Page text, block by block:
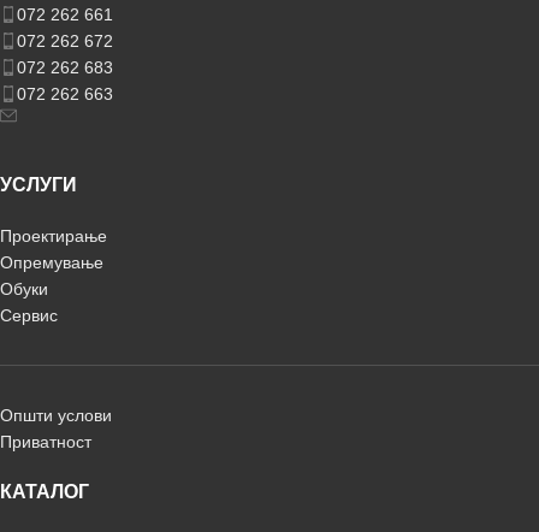
072 262 661
072 262 672
072 262 683
072 262 663
УСЛУГИ
Проектирање
Опремување
Обуки
Сервис
Општи услови
Приватност
КАТАЛОГ